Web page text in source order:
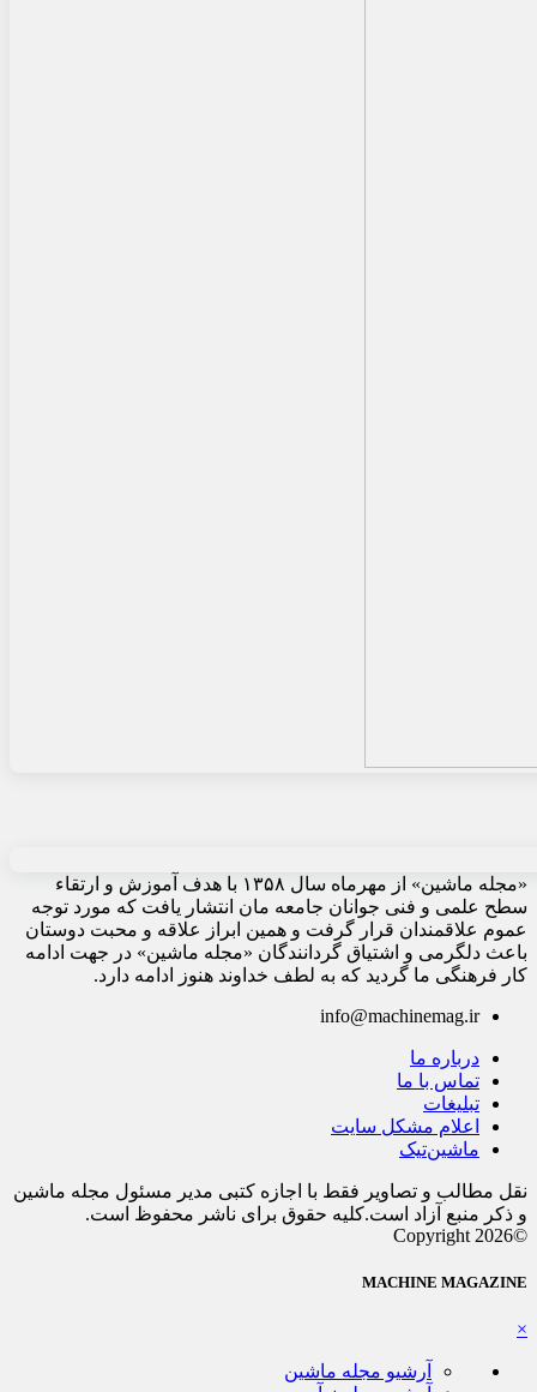
«مجله ماشین» از مهرماه سال ۱۳۵۸ با هدف آموزش و ارتقاء
سطح علمی و فنی جوانان جامعه مان انتشار یافت که مورد توجه
عموم علاقمندان قرار گرفت و همین ابراز علاقه و محبت دوستان
باعث دلگرمی و اشتیاق گردانندگان «مجله ماشین» در جهت ادامه
کار فرهنگی ما گردید که به لطف خداوند هنوز ادامه دارد.
info@machinemag.ir
درباره ما
تماس با ما
تبلیغات
اعلام مشکل سایت
ماشین‌تیک
نقل مطالب و تصاویر فقط با اجازه کتبی مدیر مسئول مجله ماشین
و ذکر منبع آزاد است.کلیه حقوق برای ناشر محفوظ است.
©Copyright 2026
MACHINE MAGAZINE
×
آرشیو مجله ماشین